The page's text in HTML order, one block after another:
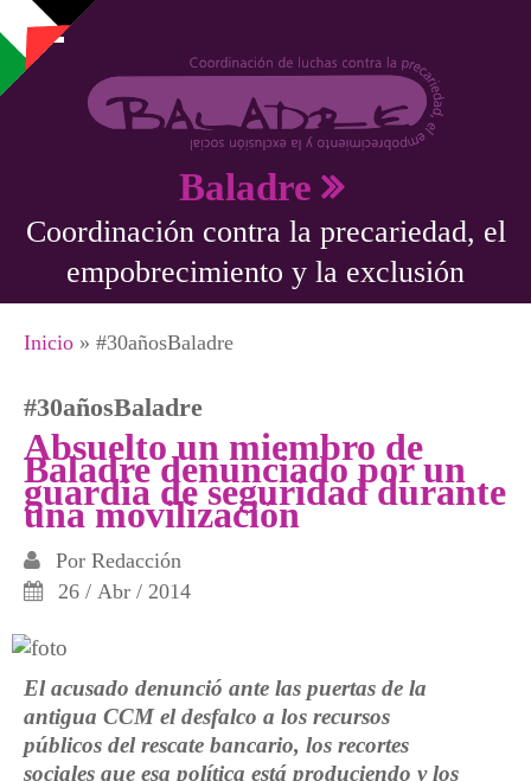
Pasar al contenido principal
Baladre
Coordinación contra la precariedad, el
empobrecimiento y la exclusión
Se encuentra usted aquí
Inicio » #30añosBaladre
#30añosBaladre
Absuelto un miembro de
Baladre denunciado por un
guardia de seguridad durante
una movilización
Por Redacción
26 / Abr / 2014
El acusado denunció ante las puertas de la
antigua CCM el desfalco a los recursos
públicos del rescate bancario, los recortes
sociales que esa política está produciendo y los